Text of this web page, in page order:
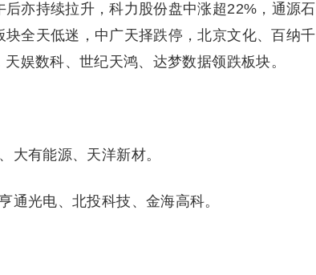
亦持续拉升，科力股份盘中涨超22%，通源石
全天低迷，中广天择跌停，北京文化、百纳千
娱数科、世纪天鸿、达梦数据领跌板块。
大有能源、天洋新材。
通光电、北投科技、金海高科。